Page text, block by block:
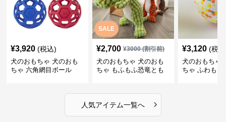
¥3,920 (税込)
犬のおもちゃ 犬のおも
ちゃ 六角網目ボール
SALE
¥2,700 ¥3000(割引前)
犬のおもちゃ 犬のおも
ちゃ もふもふ恐竜とも
¥3,120 (税
犬のおもちゃ
ちゃ ふわもこ
人気アイテム一覧へ ›